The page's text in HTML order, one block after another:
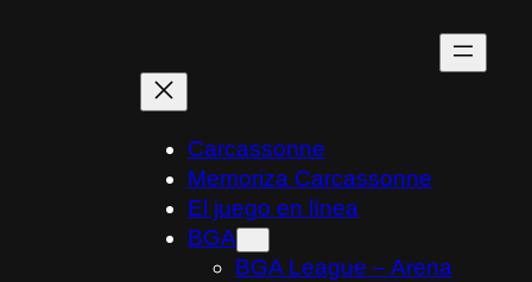
Carcassonne
Memoriza Carcassonne
El juego en línea
BGA
BGA League – Arena